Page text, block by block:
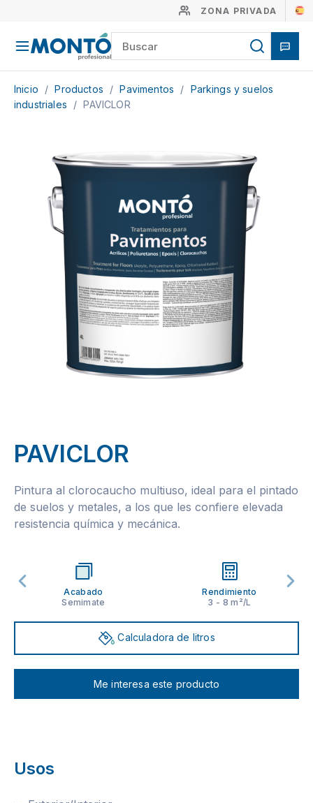
ZONA PRIVADA
Inicio / Productos / Pavimentos / Parkings y suelos
industriales
/ PAVICLOR
PAVICLOR
Pintura al clorocaucho multiuso, ideal para el pintado
de suelos y metales, a los que les confiere elevada
resistencia química y mecánica.
Acabado
Semimate
Rendimiento
3 - 8 m²/L
Calculadora de litros
Me interesa este producto
Usos